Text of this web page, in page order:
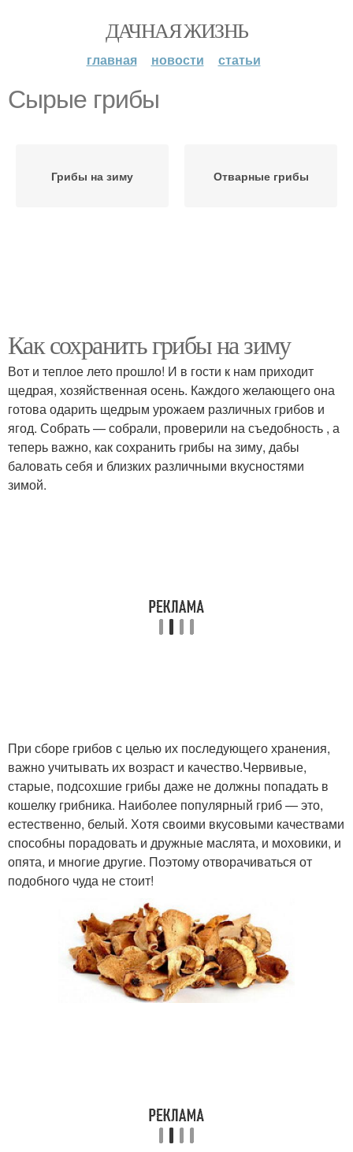
ДАЧНАЯ ЖИЗНЬ
главная новости статьи
Сырые грибы
Грибы на зиму Отварные грибы
Как сохранить грибы на зиму
Вот и теплое лето прошло! И в гости к нам приходит
щедрая, хозяйственная осень. Каждого желающего она
готова одарить щедрым урожаем различных грибов и
ягод. Собрать — собрали, проверили на съедобность , а
теперь важно, как сохранить грибы на зиму, дабы
баловать себя и близких различными вкусностями
зимой.
При сборе грибов с целью их последующего хранения,
важно учитывать их возраст и качество.Червивые,
старые, подсохшие грибы даже не должны попадать в
кошелку грибника. Наиболее популярный гриб — это,
естественно, белый. Хотя своими вкусовыми качествами
способны порадовать и дружные маслята, и моховики, и
опята, и многие другие. Поэтому отворачиваться от
подобного чуда не стоит!